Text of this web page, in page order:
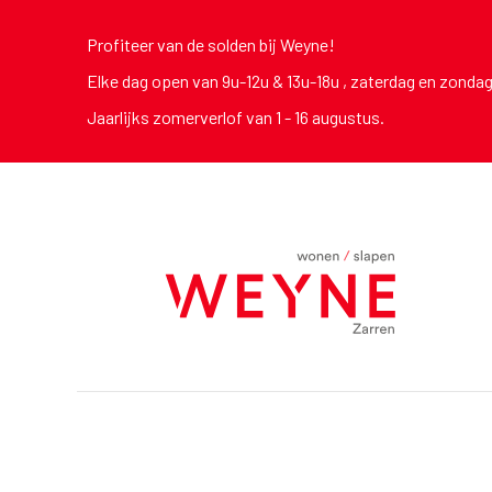
Profiteer van de solden bij Weyne!
Elke dag open van 9u-12u & 13u-18u , zaterdag en
Jaarlijks zomerverlof van 1 - 16 augustus.